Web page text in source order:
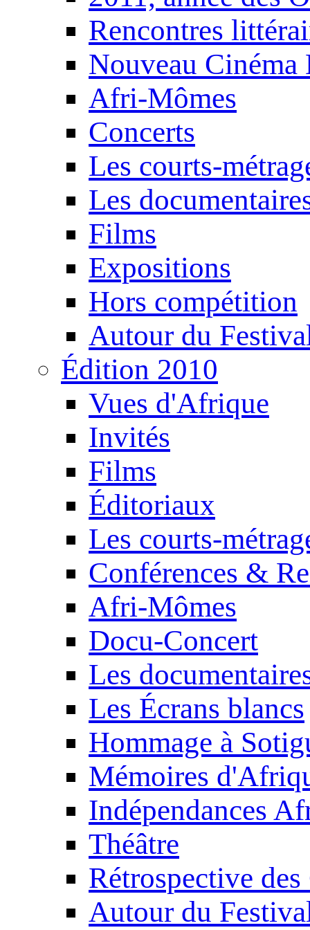
Rencontres
Nouveau Cinéma
Afri-Mômes
Concerts
Les courts-
Les
Films
Expositions
Hors compétition
Autour du
Édition 2010
Vues d'Afrique
Invités
Films
Éditoriaux
Les courts-
Conférences &
Afri-Mômes
Docu-Concert
Les
Les Écrans blancs
Hommage à
Mémoires
Indépendances
Théâtre
Rétrospective
Autour du